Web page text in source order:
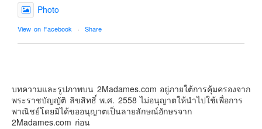
รีวิวสายการบิน
Products & Applications
Events & PR News
Photo
View on Facebook · Share
เตรียมไว้หนวด ถอยปืนลูกซอง
#น้องเกรซ #ลูกสาวเราเป็นสาวแล้ว
Photo
บทความและรูปภาพบน 2Madames.com อยู่ภายใต้การคุ้มครองจาก
พระราชบัญญัติ ลิขสิทธิ์ พ.ศ. 2558 ไม่อนุญาตให้นำไปใช้เพื่อการ
พาณิชย์โดยมิได้ขออนุญาตเป็นลายลักษณ์อักษรจาก
2Madames.com ก่อน